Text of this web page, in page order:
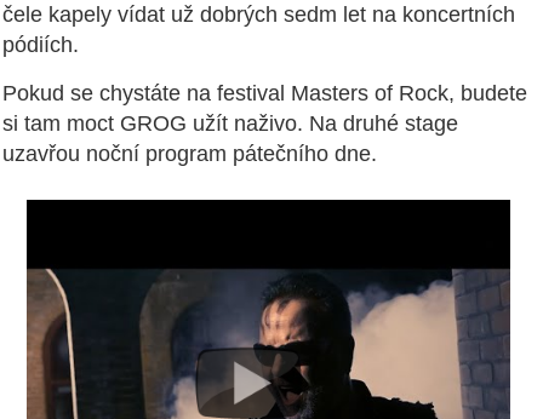
čele kapely vídat už dobrých sedm let na koncertních
pódiích.
Pokud se chystáte na festival Masters of Rock, budete
si tam moct GROG užít naživo. Na druhé stage
uzavřou noční program pátečního dne.